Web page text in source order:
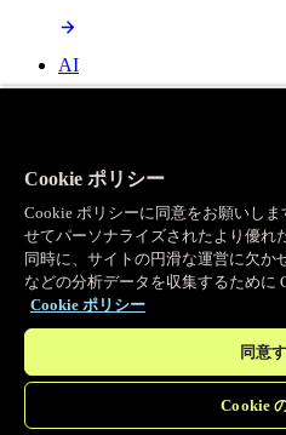
AI
Object Storage
送信量ゼロで大容量ファ
プログラマブルキャッシ
Cookie ポリシー
Cookie ポリシーに同意をお願いし
せてパーソナライズされたより優れ
同時に、サイトの円滑な運営に欠か
などの分析データを収集するために
Cookie ポリシー
同意
Cookie